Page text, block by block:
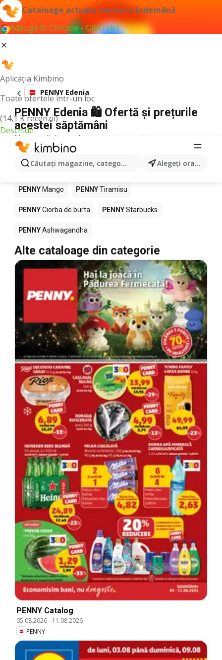
Cataloage actuale mereu la îndemână
Adaugă în Chrome - GRATUIT
Aplicația Kimbino
Toate ofertele într-un loc
(14,1 K recenzii)
Deschide
Căutaţi magazine, categorii, produse... Alegeţi oraşul
PENNY Edenia
PENNY Edenia 🛍️ Ofertă și prețurile
acestei săptămâni
Nu am găsit rezultate pentru acest termen.
Alte produse în magazine PENNY
PENNY Pizza PENNY Apă
PENNY Mango PENNYTiramisu
PENNYCiorba de burta PENNYStarbucks
PENNYAshwagandha
Alte cataloage din categorie
PENNY Catalog
05.08.2026- 11.08.2026
PENNY